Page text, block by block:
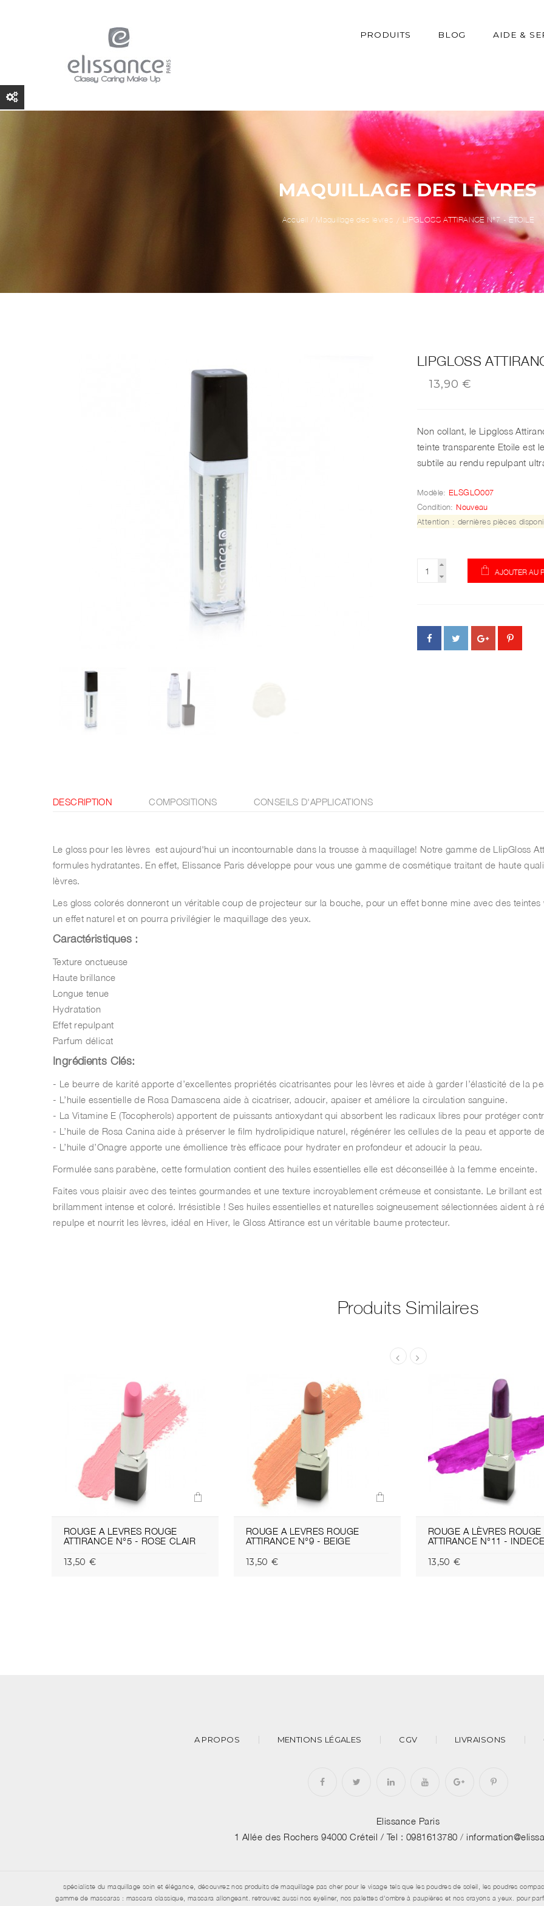
PRODUITS BLOG AIDE &
MAQUILLAGE DES LÈVRES
Accueil / Maquillage des lèvres LIPGLOSS ATTIRANCE N°7 - ÉTOILE
LIPGLOSS
13,90 €
Non collant, le Lipgloss
teinte transparente Etoile est
subtile au rendu repulpant
Modèle: ELSGLO007
Condition: Nouveau
Attention : dernières pièces
AJOUTER AU
DESCRIPTION COMPOSITIONS CONSEILS D'APPLICATIONS
Le gloss pour les lèvres est aujourd'hui un incontournable dans la trousse à maquillage! Notre gamme de LlipGloss
formules hydratantes. En effet, Elissance Paris développe pour vous une gamme de cosmétique traitant de haute
lèvres.
Les gloss colorés donneront un véritable coup de projecteur sur la bouche, pour un effet bonne mine avec des teintes
un effet naturel et on pourra privilégier le maquillage des yeux.
Caractéristiques :
Texture onctueuse
Haute brillance
Longue tenue
Hydratation
Effet repulpant
Parfum délicat
Ingrédients Clés:
- Le beurre de karité apporte d’excellentes propriétés cicatrisantes pour les lèvres et aide à garder l’élasticité de la
- L’huile essentielle de Rosa Damascena aide à cicatriser, adoucir, apaiser et améliore la circulation sanguine.
- La Vitamine E (Tocopherols) apportent de puissants antioxydant qui absorbent les radicaux libres pour protéger
- L’huile de Rosa Canina aide à préserver le film hydrolipidique naturel, régénérer les cellules de la peau et apporte
- L’huile d’Onagre apporte une émollience très efficace pour hydrater en profondeur et adoucir la peau.
Formulée sans parabène, cette formulation contient des huiles essentielles elle est déconseillée à la femme enceinte.
Faites vous plaisir avec des teintes gourmandes et une texture incroyablement crémeuse et consistante. Le brillant
brillamment intense et coloré. Irrésistible ! Ses huiles essentielles et naturelles soigneusement sélectionnées aident à
repulpe et nourrit les lèvres, idéal en Hiver, le Gloss Attirance est un véritable baume protecteur.
Produits Similaires
ROUGE A LEVRES ROUGE
ATTIRANCE N°5 - ROSE CLAIR
13,50 €
ROUGE A LEVRES ROUGE
ATTIRANCE N°9 - BEIGE
13,50 €
ROUGE A LÈVRES ROUGE
ATTIRANCE N°11 -
13,50 €
A PROPOS MENTIONS LÉGALES CGV LIVRAISONS
Elissance Paris
1 Allée des Rochers 94000 Créteil / Tel : 0981613780 /
spécialiste du maquillage soin et élégance, découvrez nos produits de maquillage pas cher pour le visage tels que les poudres de soleil, les poudres
gamme de mascaras : mascara classique, mascara allongeant. retrouvez aussi nos eyeliner, nos palettes d'ombre à paupières et nos crayons a yeux. pour